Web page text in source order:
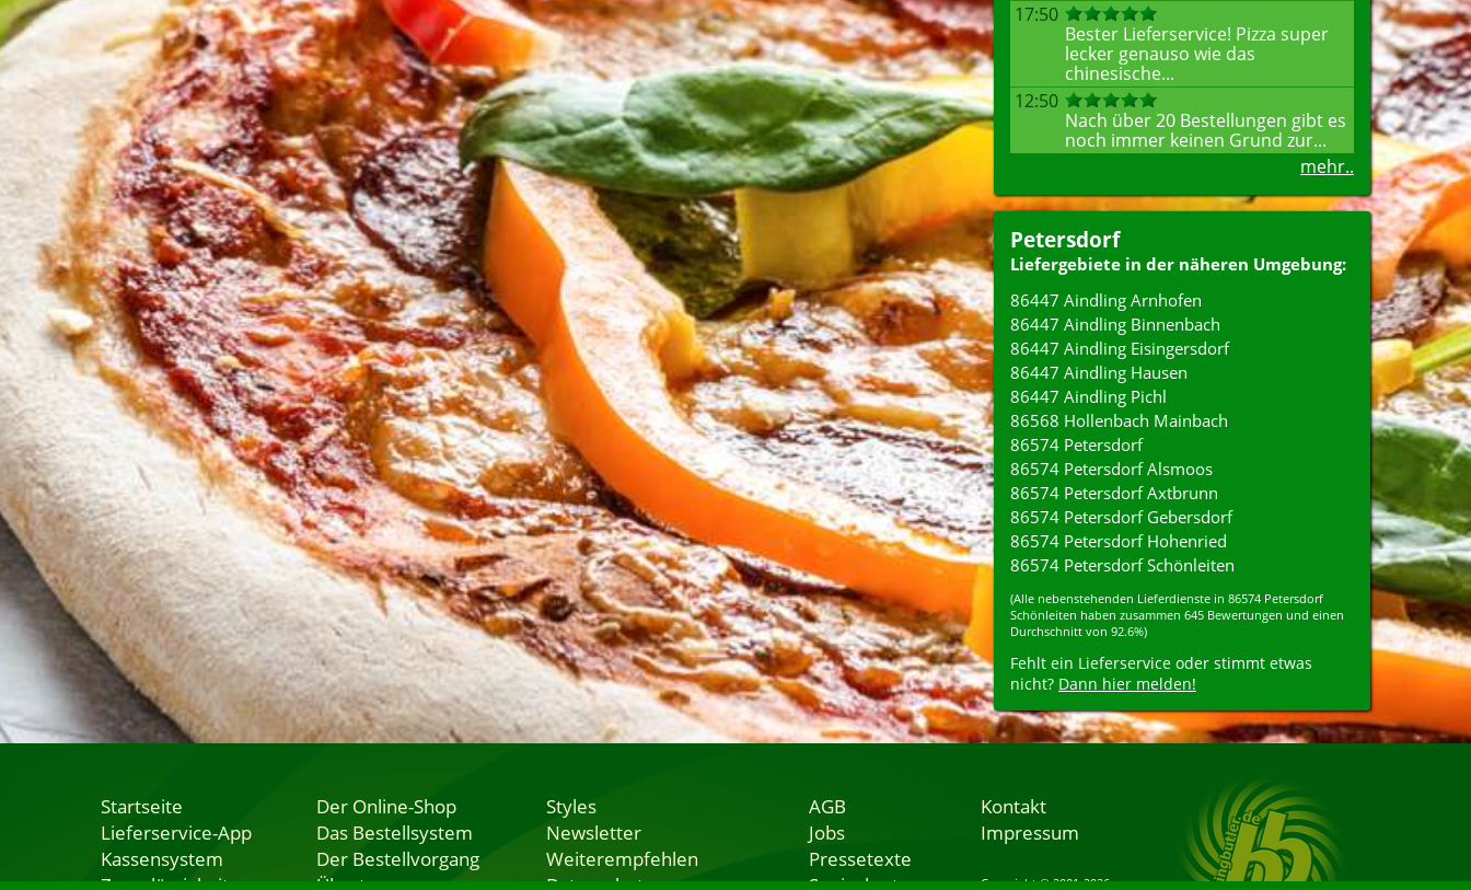
17:50
Bester Lieferservice! Pizza super
lecker genauso wie das
chinesische...
12:50
Nach über 20 Bestellungen gibt es
noch immer keinen Grund zur...
mehr..
Petersdorf
Liefergebiete in der näheren Umgebung:
86447 Aindling Arnhofen
86447 Aindling Binnenbach
86447 Aindling Eisingersdorf
86447 Aindling Hausen
86447 Aindling Pichl
86568 Hollenbach Mainbach
86574 Petersdorf
86574 Petersdorf Alsmoos
86574 Petersdorf Axtbrunn
86574 Petersdorf Gebersdorf
86574 Petersdorf Hohenried
86574 Petersdorf Schönleiten
(Alle nebenstehenden Lieferdienste in 86574 Petersdorf
Schönleiten haben zusammen 645 Bewertungen und einen
Durchschnitt von 92.6%)
Fehlt ein Lieferservice oder stimmt etwas
nicht? Dann hier melden!
Startseite
Lieferservice-App
Kassensystem
Zuverlässigkeit
Der Online-Shop
Das Bestellsystem
Der Bestellvorgang
Übertragung
Styles
Newsletter
Weiterempfehlen
Datenschutz
AGB
Jobs
Pressetexte
Speisekarten
Kontakt
Impressum
Copyright © 2001-2026